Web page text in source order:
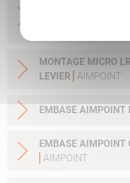
MONTAGE MICRO
LEVIER AIMPOINT
EMBASE AIMPOINT
EMBASE AIMPOINT
AIMPOINT